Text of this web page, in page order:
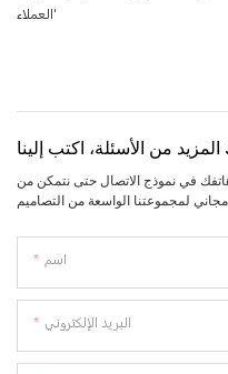
العملاء'
من الأسئلة، اكتب إلينا
في نموذج الاتصال حتى نتمكن من
اسم
البريد الإلكتروني